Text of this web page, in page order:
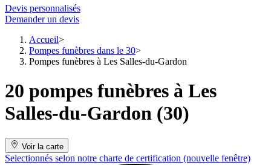
Devis personnalisés
Demander un devis
Accueil
Pompes funèbres dans le 30
Pompes funèbres à Les Salles-du-Gardon
20 pompes funèbres à Les
Salles-du-Gardon (30)
Voir la carte
Selectionnés selon notre charte de certification (nouvelle fenêtre)